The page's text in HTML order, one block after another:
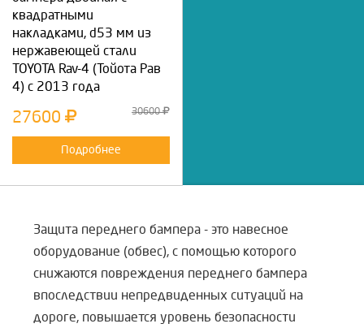
квадратными
накладками, d53 мм из
нержавеющей стали
TOYOTA Rav-4 (Тойота Рав
4) с 2013 года
27600 30600
Подробнее
Защита переднего бампера - это навесное
оборудование (обвес), с помощью которого
снижаются повреждения переднего бампера
впоследствии непредвиденных ситуаций на
дороге, повышается уровень безопасности